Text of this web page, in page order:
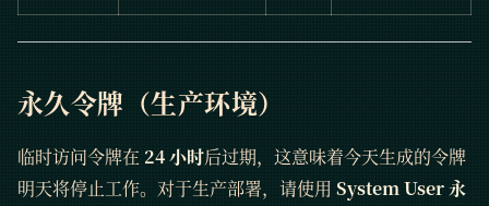
永久令牌（生产环境）
临时访问令牌在 24 小时后过期，这意味着今天生成的令牌
明天将停止工作。对于生产部署，请使用 System User 永